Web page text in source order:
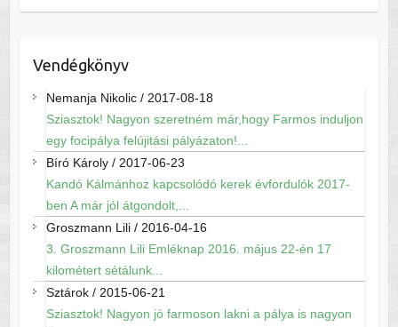
Vendégkönyv
Nemanja Nikolic/ 2017-08-18
Sziasztok! Nagyon szeretném már,hogy Farmos induljon
egy focipálya felújitási pályázaton!...
Bíró Károly/ 2017-06-23
Kandó Kálmánhoz kapcsolódó kerek évfordulók 2017-
ben A már jól átgondolt,...
Groszmann Lili/ 2016-04-16
3. Groszmann Lili Emléknap 2016. május 22-én 17
kilométert sétálunk...
Sztárok/ 2015-06-21
Sziasztok! Nagyon jó farmoson lakni a pálya is nagyon